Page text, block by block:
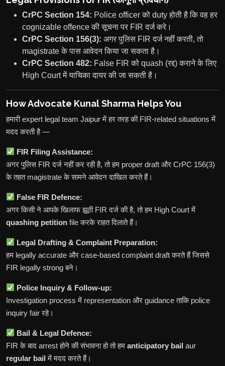
CrPC Section 154: Police officer को duty होती है कि वह हर
cognizable offence की सूचना पर FIR दर्ज करे।
CrPC Section 156(3): अगर पुलिस FIR दर्ज नहीं करती, तो
magistrate के पास आवेदन किया जा सकता है।
CrPC Section 482: False FIR को quash (रद्द) कराने के लिए
High Court में याचिका दायर की जा सकती है।
How Advocate Kunal Sharma Helps You
हमारी expert legal team Jaipur में हर तरह की FIR-related situations में
मदद करती है —
FIR Filing Assistance:
अगर पुलिस FIR दर्ज नहीं कर रही है, तो हम proper draft और CrPC 156(3)
के तहत magistrate के सामने आवेदन दाखिल करते हैं।
False FIR Defence:
अगर किसी ने आपके खिलाफ झूठी FIR दर्ज की है, तो हम High Court में
quashing petition file करके राहत दिलाते हैं।
Legal Drafting & Complaint Preparation:
हम legally accurate और case-based complaint draft करते हैं जिससे
FIR legally strong बने।
Police Inquiry & Follow-up:
Investigation process में representation और guidance ताकि police
inquiry fair रहे।
Bail & Legal Defence:
FIR के बाद arrest होने की संभावना हो तो हम anticipatory bail aur
regular bail में मदद करते हैं।